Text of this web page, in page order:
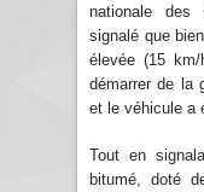
nationale des
signalé que
élevée (15
démarrer de la
et le véhicule a
Tout en
bitumé, doté